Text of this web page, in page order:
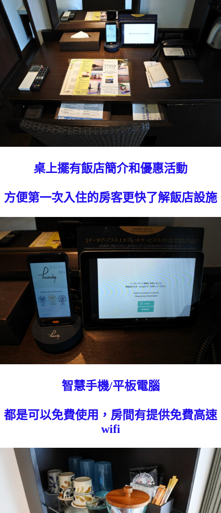
桌上擺有飯店簡介和優惠活動
方便第一次入住的房客更快了解飯店設施
智慧手機/平板電腦
都是可以免費使用，房間有提供免費高速
wifi